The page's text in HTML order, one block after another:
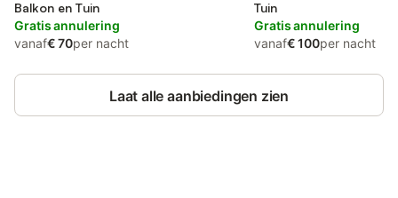
Balkon en Tuin
Gratis annulering
vanaf€ 70per nacht
Tuin
Gratis annulering
vanaf€ 100per nacht
Laat alle aanbiedingen zien